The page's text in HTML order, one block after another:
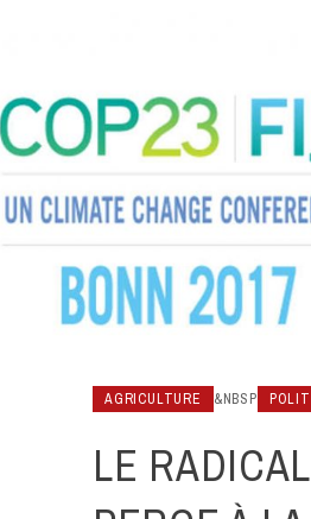
AGRICULTURE &NBSP
LE